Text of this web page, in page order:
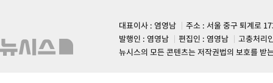
대표이사 : 염영남
주소 : 서울 중구 퇴계로
발행인 : 염영남
편집인 : 염영남
고충처리
뉴시스의 모든 콘텐츠는 저작권법의 보호를